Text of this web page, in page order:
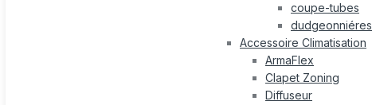
coupe-tubes
dudgeonniéres
Accessoire Climatisation
ArmaFlex
Clapet Zoning
Diffuseur